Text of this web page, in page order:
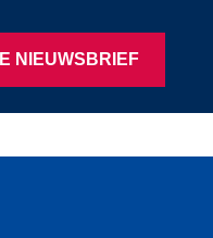
NIEUWSBRIEF